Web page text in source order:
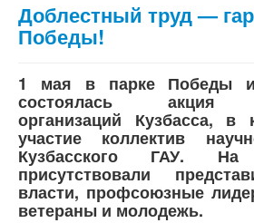
Доблестный труд —
Победы!
1 мая в парке Победы
состоялась акция
организаций Кузбасса, в
участие коллектив
Кузбасского ГАУ. На
присутствовали
власти, профсоюзные
ветераны и молодежь.